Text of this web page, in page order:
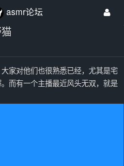
asmr论坛
家对他们也很熟悉已经，尤其是宅
而有一个主播最近风头无双，就是